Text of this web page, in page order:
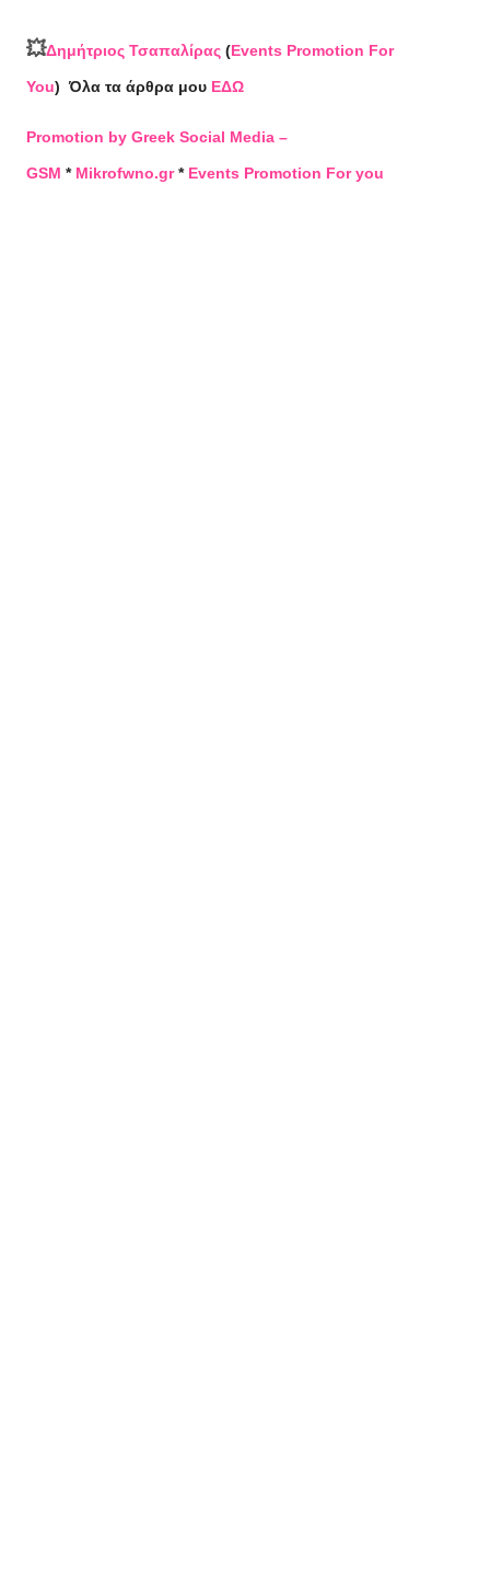
💥Δημήτριος Τσαπαλίρας (Events Promotion For
You) Όλα τα άρθρα μου ΕΔΩ
Promotion by Greek Social Media –
GSM * Mikrofwno.gr* Events Promotion For you